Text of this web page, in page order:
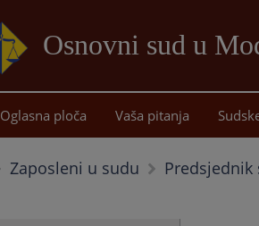
Osnovni sud u
Oglasna ploča Vaša pitanja
Zaposleni u sudu Predsjednik